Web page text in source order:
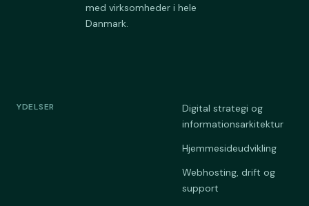
med virksomheder i hele
Danmark.
YDELSER
Digital strategi og
informationsarkitektur
Hjemmesideudvikling
Webhosting, drift og
support